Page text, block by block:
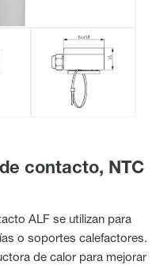
contacto, NTC
ALF se utilizan para
o soportes calefactores.
de calor para mejorar